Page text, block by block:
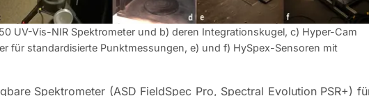
UV-Vis-NIR Spektrometer und b) deren Integrationskugel, c) Hyper-Cam
für standardisierte Punktmessungen, e) und f) HySpex-Sensoren mit
Spektrometer (ASD FieldSpec Pro, Spectral Evolution PSR+)